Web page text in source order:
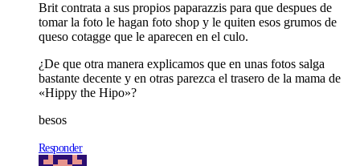
Brit contrata a sus propios paparazzis para que despues de
tomar la foto le hagan foto shop y le quiten esos grumos de
queso cotagge que le aparecen en el culo.
¿De que otra manera explicamos que en unas fotos salga
bastante decente y en otras parezca el trasero de la mama de
«Hippy the Hipo»?
besos
Responder